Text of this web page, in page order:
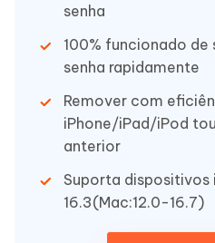
senha
100% funcionado de
senha rapidamente
Remover com
iPhone/iPad/iPod
anterior
Suporta dispositivos
16.3(Mac:12.0-16.7)